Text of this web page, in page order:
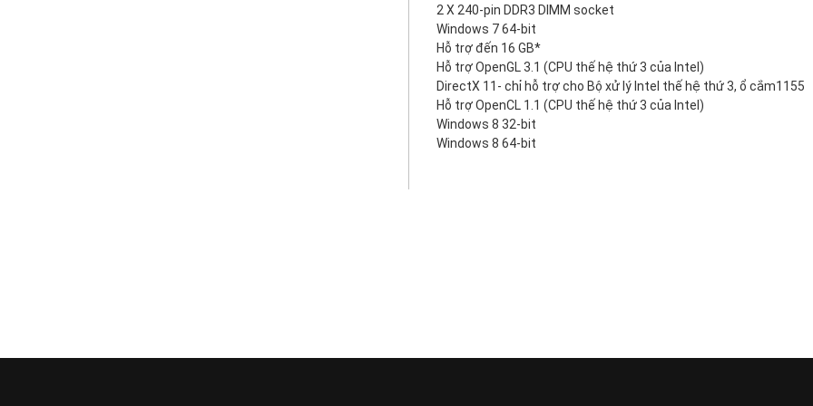
2 X 240-pin DDR3 DIMM socket
Windows 7 64-bit
Hỗ trợ đến 16 GB*
Hỗ trợ OpenGL 3.1 (CPU thế hệ thứ 3 của Intel)
DirectX 11- chỉ hỗ trợ cho Bộ xử lý Intel thế hệ thứ 3, ổ cắm1155
Hỗ trợ OpenCL 1.1 (CPU thế hệ thứ 3 của Intel)
Windows 8 32-bit
Windows 8 64-bit